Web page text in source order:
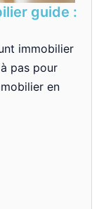
guide :
immobilier
pas pour
en